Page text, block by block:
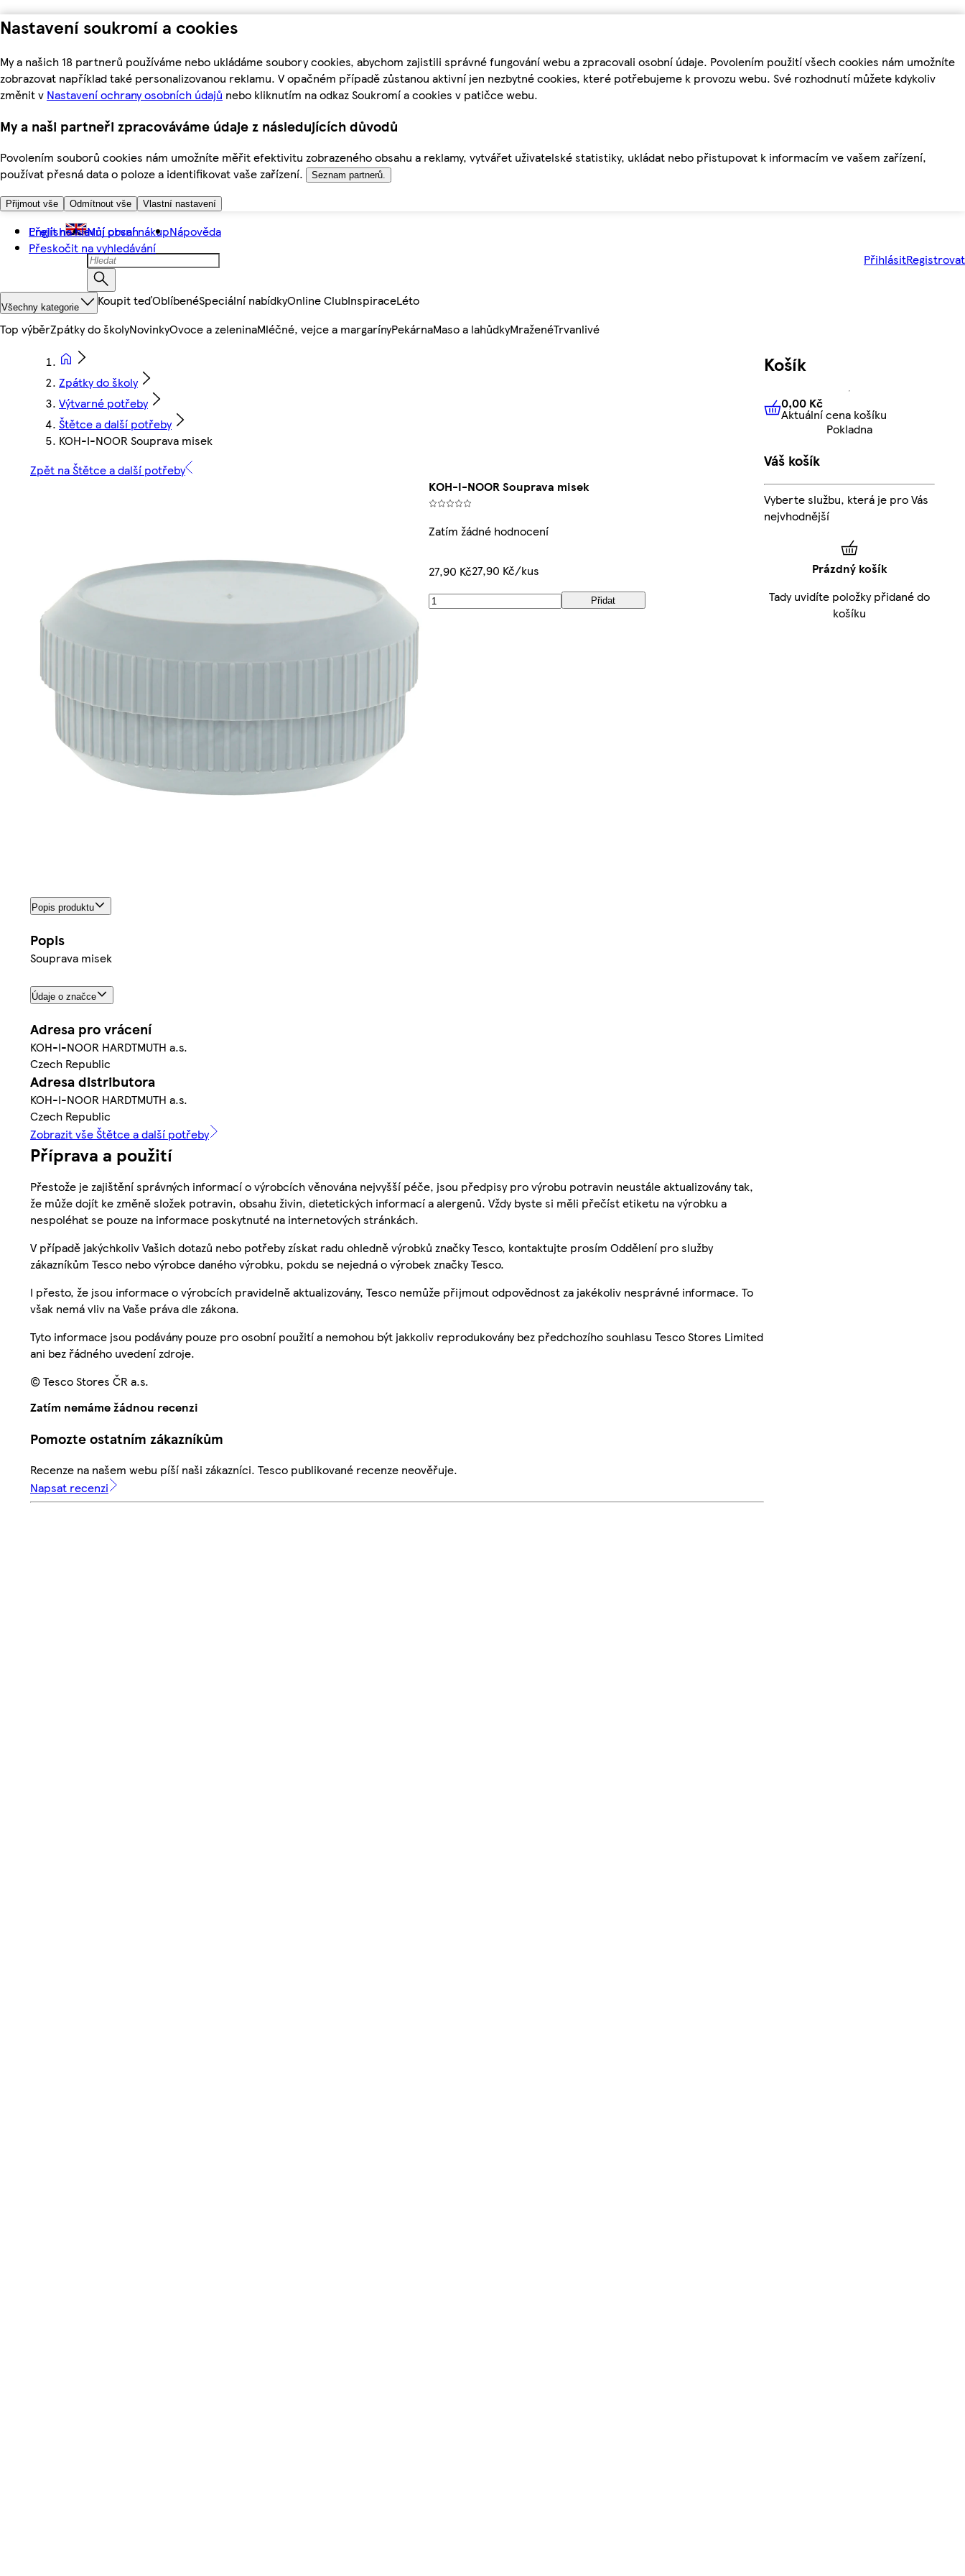
Nastavení soukromí a cookies
My a našich 18 partnerů používáme nebo ukládáme soubory cookies, abychom zajistili správné fungování webu a zpracovali osobní údaje. Povolením použití všech cookies nám umožníte
zobrazovat například také personalizovanou reklamu. V opačném případě zůstanou aktivní jen nezbytné cookies, které potřebujeme k provozu webu. Své rozhodnutí můžete kdykoliv
změnit v Nastavení ochrany osobních údajů nebo kliknutím na odkaz Soukromí a cookies v patičce webu.
My a naši partneři zpracováváme údaje z následujících důvodů
Povolením souborů cookies nám umožníte měřit efektivitu zobrazeného obsahu a reklamy, vytvářet uživatelské statistiky, ukládat nebo přistupovat k informacím ve vašem zařízení,
používat přesná data o poloze a identifikovat vaše zařízení.
Seznam partnerů.
Přijmout vše Odmítnout vše Vlastní nastavení
Přejít na hlavní obsah
Přeskočit na vyhledávání
English Můj první nákupNápověda
PřihlásitRegistrovat
Všechny kategorie Koupit teďOblíbenéSpeciální nabídkyOnline ClubInspiraceLéto
Top výběrZpátky do školyNovinkyOvoce a zeleninaMléčné, vejce a margarínyPekárnaMaso a lahůdkyMraženéTrvanlivé
Zpátky do školy
Výtvarné potřeby
Štětce a další potřeby
KOH-I-NOOR Souprava misek
Zpět na Štětce a další potřeby
KOH-I-NOOR Souprava misek
Zatím žádné hodnocení
27,90 Kč27,90 Kč/kus
Přidat
Popis produktu
Popis
Souprava misek
Údaje o značce
Adresa pro vrácení
KOH-I-NOOR HARDTMUTH a.s.
Czech Republic
Adresa distributora
KOH-I-NOOR HARDTMUTH a.s.
Czech Republic
Zobrazit vše Štětce a další potřeby
Příprava a použití
Přestože je zajištění správných informací o výrobcích věnována nejvyšší péče, jsou předpisy pro výrobu potravin neustále aktualizovány tak,
že může dojít ke změně složek potravin, obsahu živin, dietetických informací a alergenů. Vždy byste si měli přečíst etiketu na výrobku a
nespoléhat se pouze na informace poskytnuté na internetových stránkách.
V případě jakýchkoliv Vašich dotazů nebo potřeby získat radu ohledně výrobků značky Tesco, kontaktujte prosím Oddělení pro služby
zákazníkům Tesco nebo výrobce daného výrobku, pokdu se nejedná o výrobek značky Tesco.
I přesto, že jsou informace o výrobcích pravidelně aktualizovány, Tesco nemůže přijmout odpovědnost za jakékoliv nesprávné informace. To
však nemá vliv na Vaše práva dle zákona.
Tyto informace jsou podávány pouze pro osobní použití a nemohou být jakkoliv reprodukovány bez předchozího souhlasu Tesco Stores Limited
ani bez řádného uvedení zdroje.
© Tesco Stores ČR a.s.
Zatím nemáme žádnou recenzi
Pomozte ostatním zákazníkům
Recenze na našem webu píší naši zákazníci. Tesco publikované recenze neověřuje.
Napsat recenzi
Košík
0,00 KčAktuální cena košíku
0,00 Kč
Aktuální cena košíku
Pokladna
Váš košík
Vyberte službu, která je pro Vás
nejvhodnější
Prázdný košík
Tady uvidíte položky přidané do
košíku